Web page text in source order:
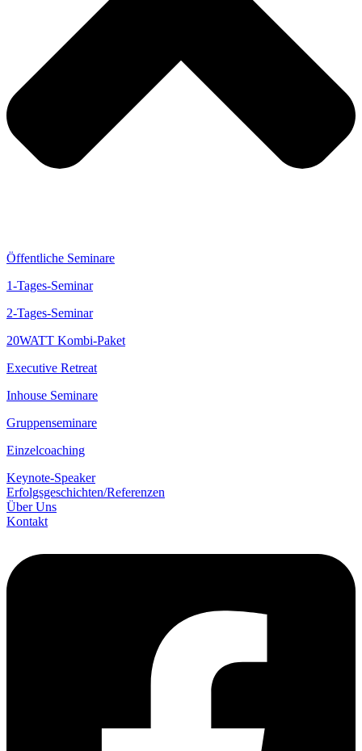
Öffentliche Seminare
1-Tages-Seminar
2-Tages-Seminar
20WATT Kombi-Paket
Executive Retreat
Inhouse Seminare
Gruppenseminare
Einzelcoaching
Keynote-Speaker
Erfolgsgeschichten/­Referenzen
Über Uns
Kontakt